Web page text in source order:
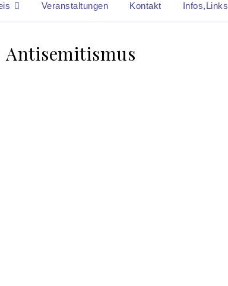
Veranstaltungen Kontakt Infos,Links
Antisemitismus